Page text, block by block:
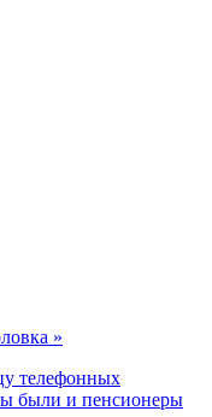
»
телефонных
были и пенсионеры